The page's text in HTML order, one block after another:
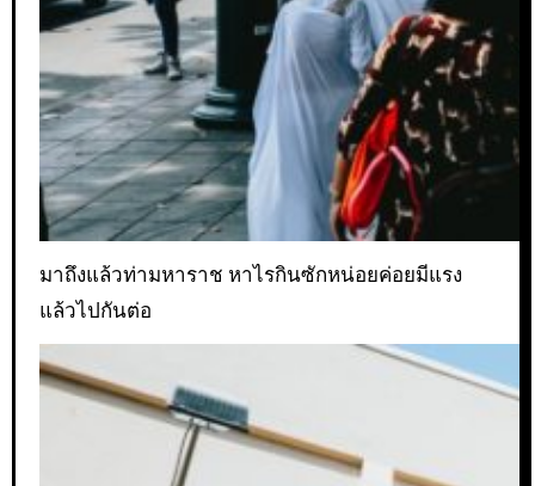
มาถึงแล้วท่ามหาราช หาไรกินซักหน่อยค่อยมีแรง
แล้วไปกันต่อ